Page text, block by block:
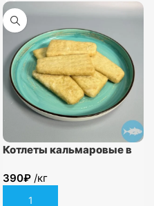
Котлеты кальмаровые в
390₽ /кг
В корзину